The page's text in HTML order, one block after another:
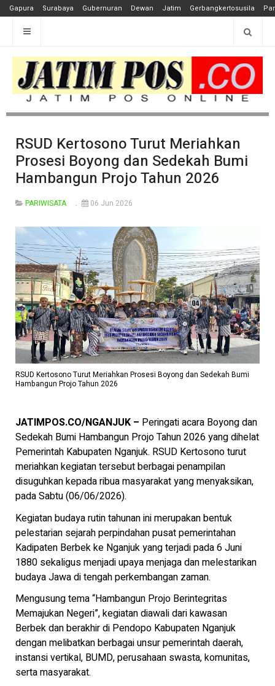
Gapura Surabaya Gubernuran Dewan Jatim Gerbangkertosusila
RSUD Kertosono Turut Meriahkan
Prosesi Boyong dan Sedekah Bumi
Hambangun Projo Tahun 2026
PARIWISATA 06 Jun 2026
RSUD Kertosono Turut Meriahkan Prosesi Boyong dan Sedekah Bumi
Hambangun Projo Tahun 2026
JATIMPOS.CO/NGANJUK – Peringati acara Boyong dan
Sedekah Bumi Hambangun Projo Tahun 2026 yang dihelat
Pemerintah Kabupaten Nganjuk. RSUD Kertosono turut
meriahkan kegiatan tersebut berbagai penampilan
disuguhkan kepada ribua masyarakat yang menyaksikan,
pada Sabtu (06/06/2026).
Kegiatan budaya rutin tahunan ini merupakan bentuk
pelestarian sejarah perpindahan pusat pemerintahan
Kadipaten Berbek ke Nganjuk yang terjadi pada 6 Juni
1880 sekaligus menjadi upaya menjaga dan melestarikan
budaya Jawa di tengah perkembangan zaman.
Mengusung tema “Hambangun Projo Berintegritas
Memajukan Negeri”, kegiatan diawali dari kawasan
Berbek dan berakhir di Pendopo Kabupaten Nganjuk
dengan melibatkan berbagai unsur pemerintah daerah,
instansi vertikal, BUMD, perusahaan swasta, komunitas,
serta masyarakat.